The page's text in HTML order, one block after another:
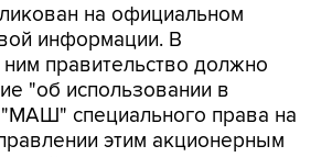
на официальном
информации. В
ним правительство должно
"об использовании в
специального права на
этим акционерным